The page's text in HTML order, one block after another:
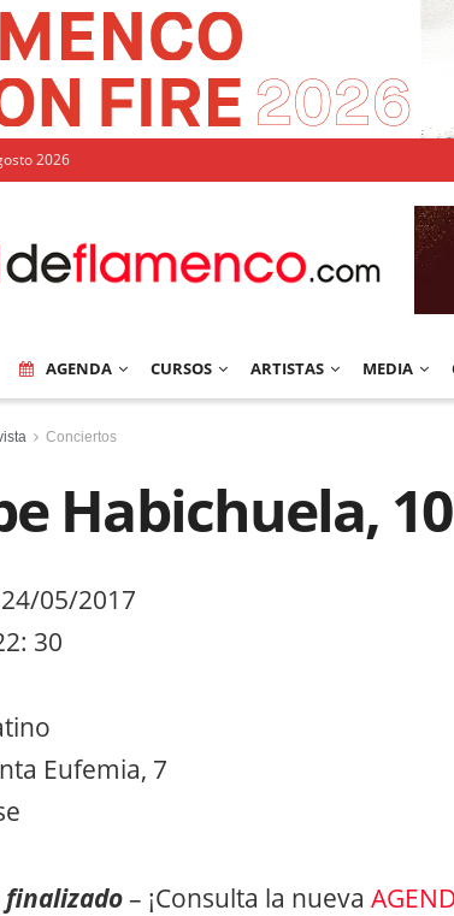
2026
AGENDA CURSOS ARTISTAS MEDIA
Conciertos
Habichuela,
05/2017
30
Eufemia, 7
finalizado– ¡Consulta la nueva